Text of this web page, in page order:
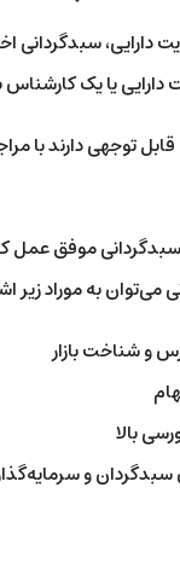
سبدگردانی
یا یک کارشناس
توجهی دارند با
موفق عمل
به موراد زیر
و شناخت بازار
بالا
و